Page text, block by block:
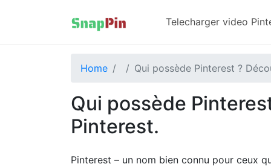
Telecharger video
Home Qui possède Pinterest ?
Qui possède
Pinterest.
Pinterest – un nom bien connu pour ceux